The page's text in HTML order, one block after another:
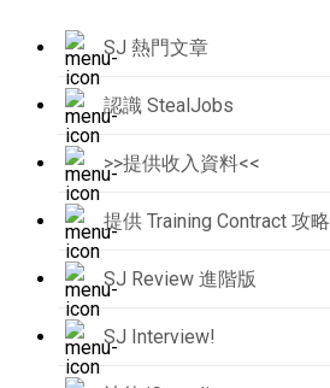
SJ 熱門文章
認識 StealJobs
>>提供收入資料<<
提供 Training Contract 攻略
SJ Review 進階版
SJ Interview!